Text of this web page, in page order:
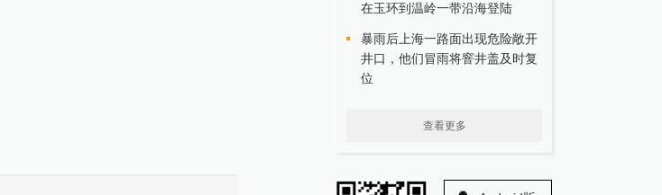
在玉环到温岭一带沿海登陆
暴雨后上海一路面出现危险敞开
井口，他们冒雨将窨井盖及时复
位
查看更多